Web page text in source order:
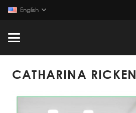
English
CATHARINA RICKEN